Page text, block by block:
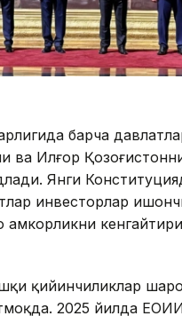
барча
ва Илғор
Янги
инвесторлар
қийинчиликлар
2025 йилда